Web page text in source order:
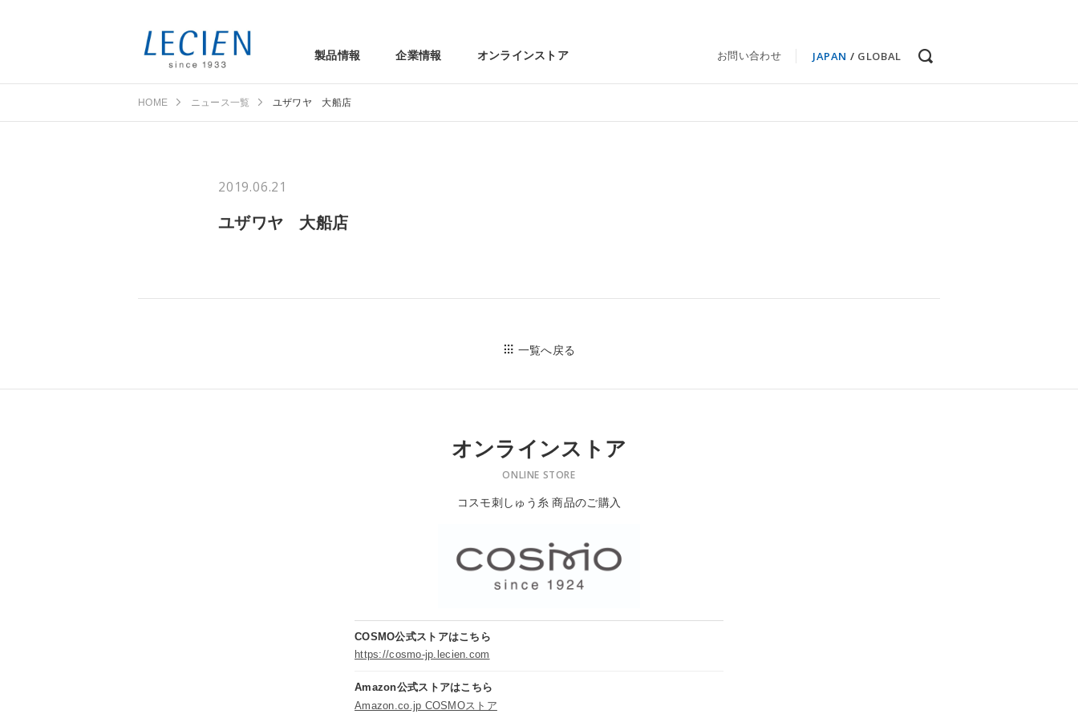
お問い合わせ JAPAN / GLOBAL
製品情報 企業情報 オンラインストア
HOME ニュース一覧 ユザワヤ 大船店
2019.06.21
ユザワヤ 大船店
一覧へ戻る
オンラインストア
ONLINE STORE
コスモ刺しゅう糸 商品のご購入
COSMO公式ストアはこちら
https://cosmo-jp.lecien.com
Amazon公式ストアはこちら
Amazon.co.jp COSMOストア